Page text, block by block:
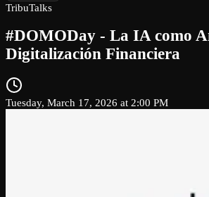
TribuTalks
#DOMODay - La IA como
Digitalización Financiera
Tuesday, March 17, 2026 at 2:00 PM